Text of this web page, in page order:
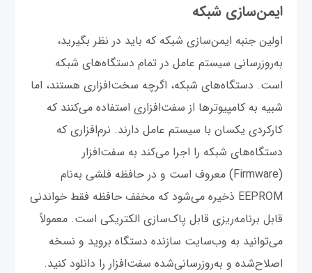
ایمن‌سازی شبکه
اولین جنبه ایمن‌سازی شبکه که باید در نظر بگیرید،
به‌روزرسانی سیستم عامل در تمام دستگاه‌های شبکه
است. دستگاه‌های شبکه، اگرچه سخت‌افزاری هستند، اما
شبیه به کامپیوترها از سفت‌افزاری استفاده می‌کنند که
کارکردی یکسان با سیستم عامل دارند. نرم‌افزاری که
دستگاه‌های شبکه را اجرا می‌کند به سفت‌افزار
(Firmware) معروف است و در حافظه فلشی به‌نام
EEPROM ذخیره می‌شود که مخفف حافظه فقط خواندنی
قابل برنامه‌ریزی قابل پاک‌سازی الکتریکی است. معمولاً
می‌توانید به وب‌سایت سازنده دستگاه بروید و نسخه
اصلاح‌شده و به‌روزرسانی‌شده سفت‌افزار را دانلود کنید.